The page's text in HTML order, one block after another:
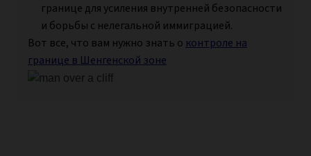
границе для усиления внутренней безопасности
и борьбы с нелегальной иммиграцией.
Вот все, что вам нужно знать о контроле на
границе в Шенгенской зоне